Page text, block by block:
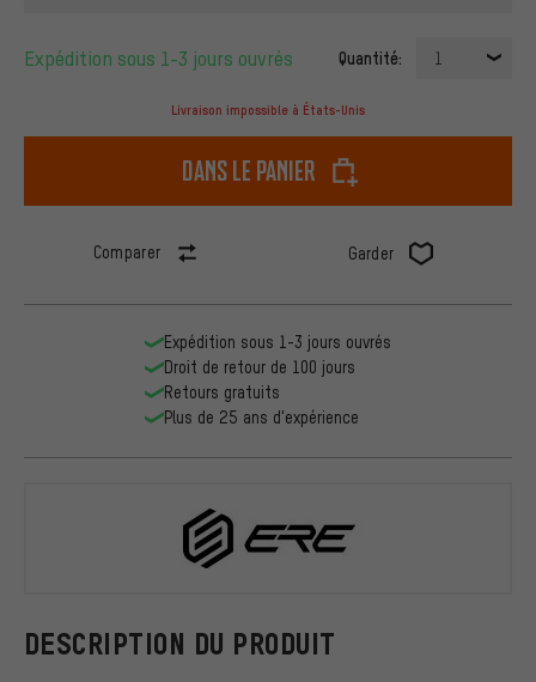
Expédition sous 1-3 jours ouvrés Quantité: 1
Livraison impossible à États-Unis
dans le panier
Comparer Garder
DESCRIPTION DU PRODUIT
Expédition sous 1-3 jours ouvrés
Droit de retour de 100 jours
Retours gratuits
Plus de 25 ans d'expérience